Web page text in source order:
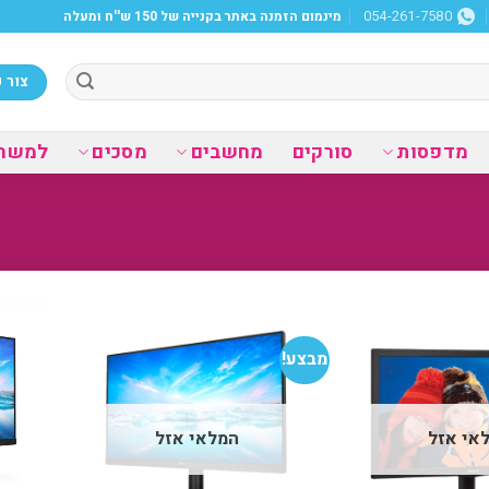
054-261-7580 מינמום הזמנה באתר בקנייה של 150 ש''ח ומעלה
מדפסות סורקים מחשבים מסכים
הוסף
למועדפים
אזל
מבצע!
למועדפים
המלאי אזל